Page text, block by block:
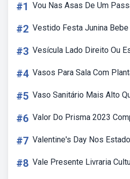
#1 Vou Nas Asas De Um
#2 Vestido Festa Junina Bebe
#3 Vesícula Lado Direito Ou
#4 Vasos Para Sala Com
#5 Vaso Sanitário Mais Alto
#6 Valor Do Prisma 2023
#7 Valentine's Day Nos
#8 Vale Presente Livraria